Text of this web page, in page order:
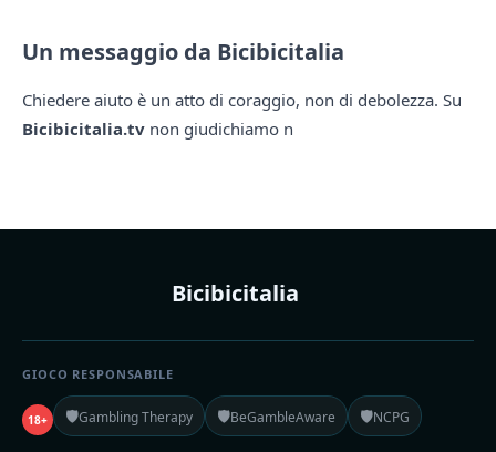
Un messaggio da Bicibicitalia
Chiedere aiuto è un atto di coraggio, non di debolezza. Su
Bicibicitalia.tv non giudichiamo n
Bicibicitalia
GIOCO RESPONSABILE
18+ 🛡️Gambling Therapy 🛡️BeGambleAware 🛡️NCPG